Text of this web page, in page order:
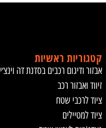
קטגוריות ראשיות
אבזור ודיגום רכבים בסדנת דה וינצ׳י
זיווד ואבזור רכב
ציוד לרכבי שטח
ציוד למטיילים